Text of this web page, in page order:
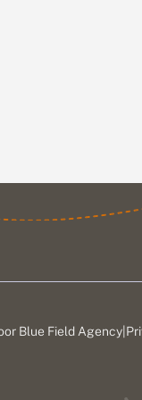
Blue Field Agency